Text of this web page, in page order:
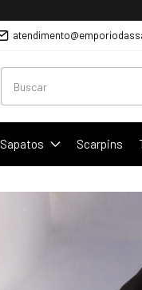
Sapatos Scarpins